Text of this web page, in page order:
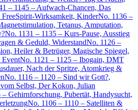
– 1145 – Aufwach-Chancen, Das
Wirksamkeit, KinderNo. 1136 –
Tetanus, Amputation,
No. 1131 – 1135 – Kurs-Pause, Ausstieg
& Geduld, WiderstandNo. 1126 –
Heiler & Betrüger, Magische Spiegel,
EventNo. 1121 – 1125 – Ibogain, DMT
Nach der Spritze, Atomkrieg &
No. 1116 – 1120 – Sind wir Gott?,
Selbst, Der Kokon, Julian
– Gehirnforschung, Pubertät, Handysucht,
No. 1106 – 1110 – Satelliten &